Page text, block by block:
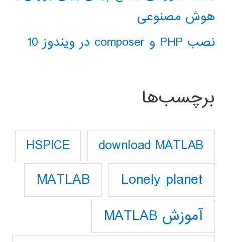
هوش مصنوعی
نصب PHP و composer در ویندوز 10
برچسب‌ها
download MATLAB
HSPICE
Lonely planet
MATLAB
آموزش MATLAB